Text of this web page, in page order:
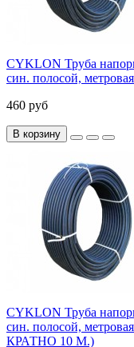
CYKLON Труба
син. полосой,
460 руб
В корзину
CYKLON Труба
син. полосой,
КРАТНО 10 М.)